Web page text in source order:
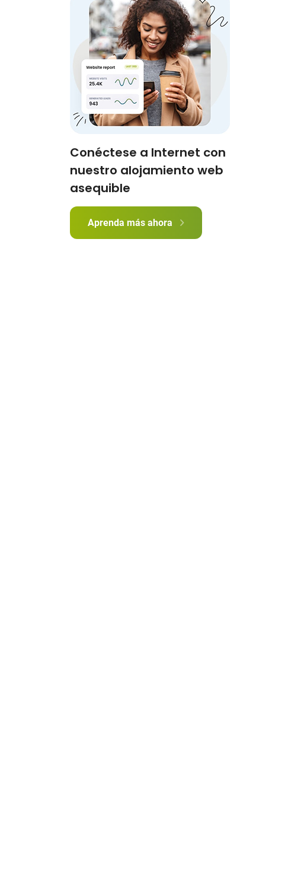
Conéctese a Internet con
nuestro alojamiento web
asequible
Aprenda más ahora